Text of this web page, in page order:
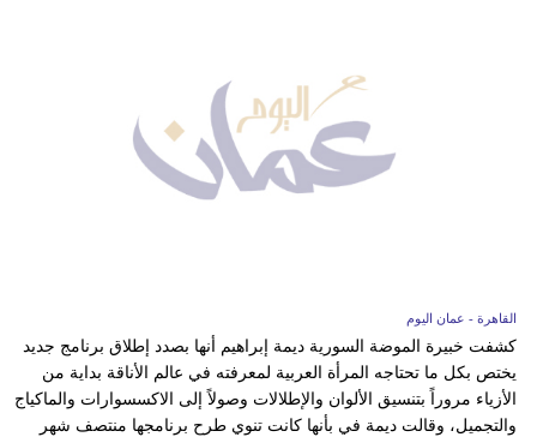
القاهرة - عمان اليوم
كشفت خبيرة الموضة السورية ديمة إبراهيم أنها بصدد إطلاق برنامج جديد
يختص بكل ما تحتاجه المرأة العربية لمعرفته في عالم الأناقة بداية من
الأزياء مروراً بتنسيق الألوان والإطلالات وصولاً إلى الاكسسوارات والماكياج
والتجميل، وقالت ديمة في بأنها كانت تنوي طرح برنامجها منتصف شهر